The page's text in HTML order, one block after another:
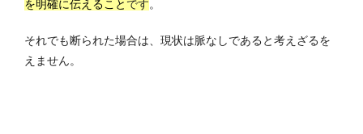
を明確に伝えること です。
それでも断られた場合は、現状は脈なしであると考えざるを
えません。